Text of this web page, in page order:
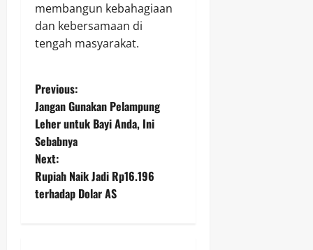
membangun kebahagiaan
dan kebersamaan di
tengah masyarakat.
P
o
s
t
Previous:
Jangan Gunakan Pelampung
Leher untuk Bayi Anda, Ini
Sebabnya
Next:
Rupiah Naik Jadi Rp16.196
terhadap Dolar AS